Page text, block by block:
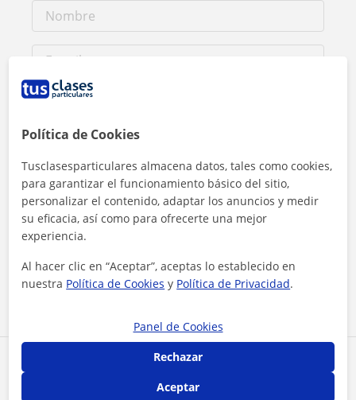
Comparte a este profesor
Al hacer clic, aceptas nuestro
Contactar ahora
Política de Cookies
Tusclasesparticulares almacena datos, tales como cookies,
para garantizar el funcionamiento básico del sitio,
personalizar el contenido, adaptar los anuncios y medir
su eficacia, así como para ofrecerte una mejor
experiencia.
Al hacer clic en “Aceptar”, aceptas lo establecido en
nuestra Política de Cookies y Política de Privacidad.
Panel de Cookies
Rechazar
Aceptar